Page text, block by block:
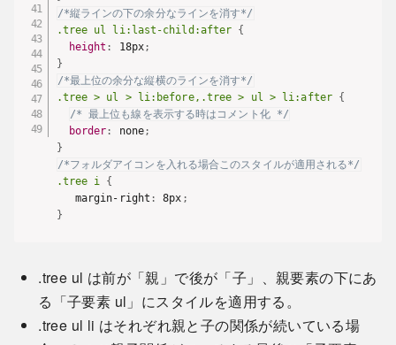
/*縦ラインの下の余分なラインを消す*/
.tree ul li:last-child:after {
height : 18px;
}
/*最上位の余分な縦横のラインを消す*/
.tree > ul > li:before,.tree > ul > li:after {
/* 最上位も線を表示する時はコメント化 */
border : none;
}
/*フォルダアイコンを入れる場合このスタイルが適用される*/
.tree i
{
   margin-right
: 8px ;
}
.tree ul は前が「親」で後が「子」、親要素の下にあ
る「子要素 ul」にスタイルを適用する。
.tree ul li はそれぞれ親と子の関係が続いている場